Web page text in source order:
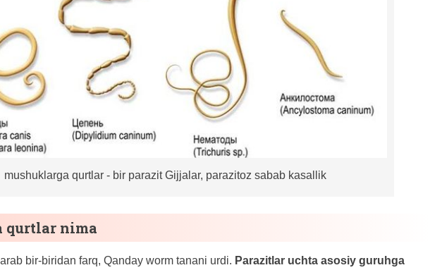
mushuklarga qurtlar - bir parazit Gijjalar, parazitoz sabab kasallik
qurtlar nima
bir-biridan farq, Qanday worm tanani urdi. Parazitlar uchta asosiy guruhga